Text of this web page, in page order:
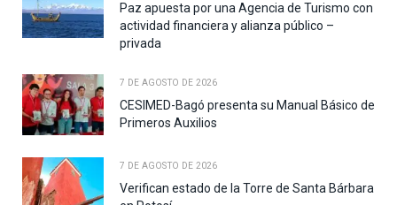
Paz apuesta por una Agencia de Turismo con
actividad financiera y alianza público –
privada
7 DE AGOSTO DE 2026
CESIMED-Bagó presenta su Manual Básico de
Primeros Auxilios
7 DE AGOSTO DE 2026
Verifican estado de la Torre de Santa Bárbara